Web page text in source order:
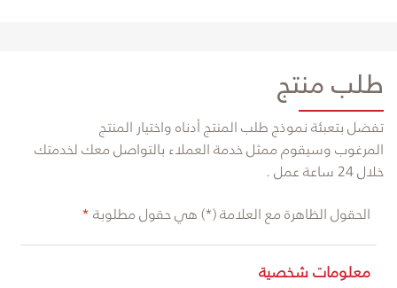
طلب منتج
​تفضل بتعبئة نموذج طلب المنتج أدناه واختيار المنتج
المرغوب وسيقوم ممثل خدمة العملاء بالتواصل معكلخدمتك
خلال 24 ساعة عمل .
الحقول الظاهرة مع العلامة (*) هي حقول مطلوبة
معلومات شخصية